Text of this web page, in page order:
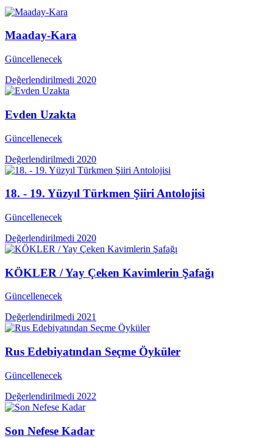
Maaday-Kara
Güncellenecek
Değerlendirilmedi 2020
Evden Uzakta
Güncellenecek
Değerlendirilmedi 2020
18. - 19. Yüzyıl Türkmen Şiiri Antolojisi
Güncellenecek
Değerlendirilmedi 2020
KÖKLER / Yay Çeken Kavimlerin Şafağı
Güncellenecek
Değerlendirilmedi 2021
Rus Edebiyatından Seçme Öyküler
Güncellenecek
Değerlendirilmedi 2022
Son Nefese Kadar